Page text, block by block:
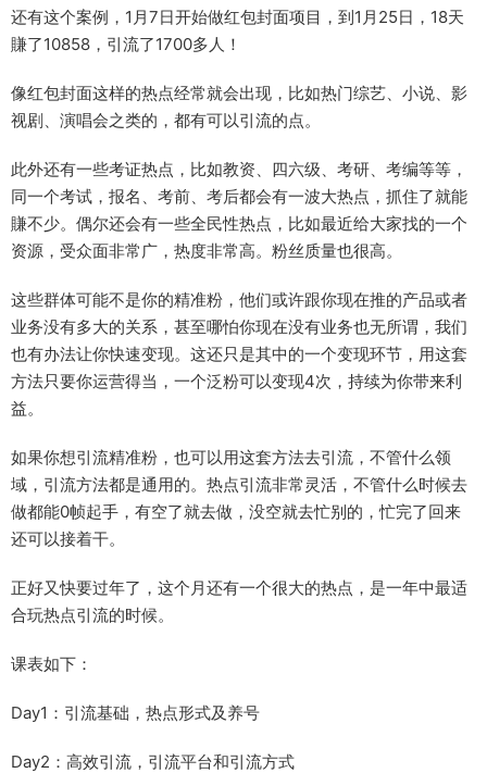
还有这个案例，1月7日开始做红包封面项目，到1月25日，18天
賺了10858，引流了1700多人！
像红包封面这样的热点经常就会出现，比如热门综艺、小说、影
视剧、演唱会之类的，都有可以引流的点。
此外还有一些考证热点，比如教资、四六级、考研、考编等等，
同一个考试，报名、考前、考后都会有一波大热点，抓住了就能
賺不少。偶尔还会有一些全民性热点，比如最近给大家找的一个
资源，受众面非常广，热度非常高。粉丝质量也很高。
这些群体可能不是你的精准粉，他们或许跟你现在推的产品或者
业务没有多大的关系，甚至哪怕你现在没有业务也无所谓，我们
也有办法让你快速变现。这还只是其中的一个变现环节，用这套
方法只要你运营得当，一个泛粉可以变现4次，持续为你带来利
益。​
如果你想引流精准粉，也可以用这套方法去引流，不管什么领
域，引流方法都是通用的。热点引流非常灵活，不管什么时候去
做都能0帧起手，有空了就去做，没空就去忙别的，忙完了回来
还可以接着干。​
正好又快要过年了，这个月还有一个很大的热点，是一年中最适
合玩热点引流的时候。​
课表如下：​
Day1：引流基础，热点形式及养号​
Day2：高效引流，引流平台和引流方式​